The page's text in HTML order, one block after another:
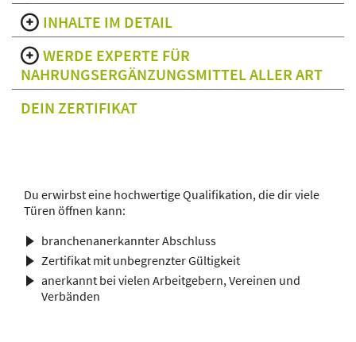
INHALTE IM DETAIL
WERDE EXPERTE FÜR
NAHRUNGSERGÄNZUNGSMITTEL ALLER ART
DEIN ZERTIFIKAT
Du erwirbst eine hochwertige Qualifikation, die dir viele
Türen öffnen kann:
branchenanerkannter Abschluss
Zertifikat mit unbegrenzter Gültigkeit
anerkannt bei vielen Arbeitgebern, Vereinen und
Verbänden